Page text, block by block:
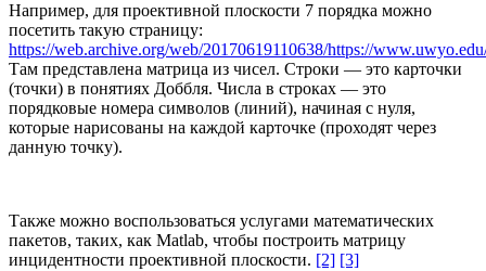
Например, для проективной плоскости 7 порядка можно
посетить такую страницу:
https://web.archive.org/web/20170619110638/https://
Там представлена матрица из чисел. Строки — это карточки
(точки) в понятиях Доббля. Числа в строках — это
порядковые номера символов (линий), начиная с нуля,
которые нарисованы на каждой карточке (проходят через
данную точку).
Также можно воспользоваться услугами математических
пакетов, таких, как Matlab, чтобы построить матрицу
инцидентности проективной плоскости. [2] [3]